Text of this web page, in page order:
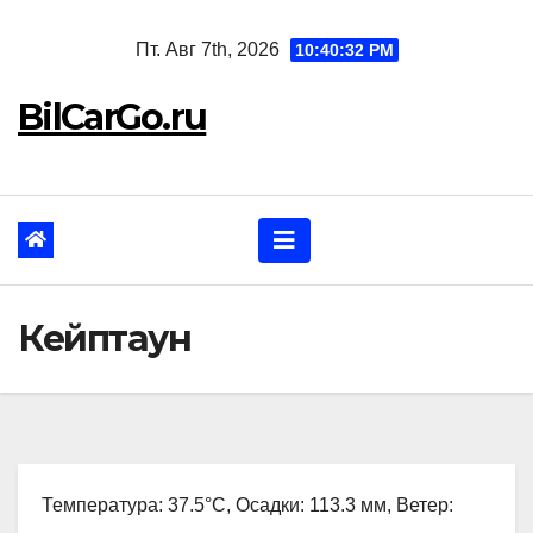
Пт. Авг 7th, 2026 10:40:33 PM
BilCarGo.ru
Кейптаун
Температура: 37.5°C, Осадки: 113.3 мм, Ветер: